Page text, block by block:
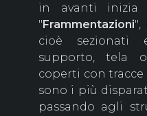
in avanti inizia
"Frammentazioni",
cioè
supporto, tela
coperti con
sono i più
passando agli